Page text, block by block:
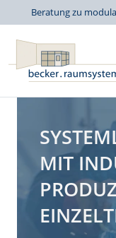
Beratung zu
MIT